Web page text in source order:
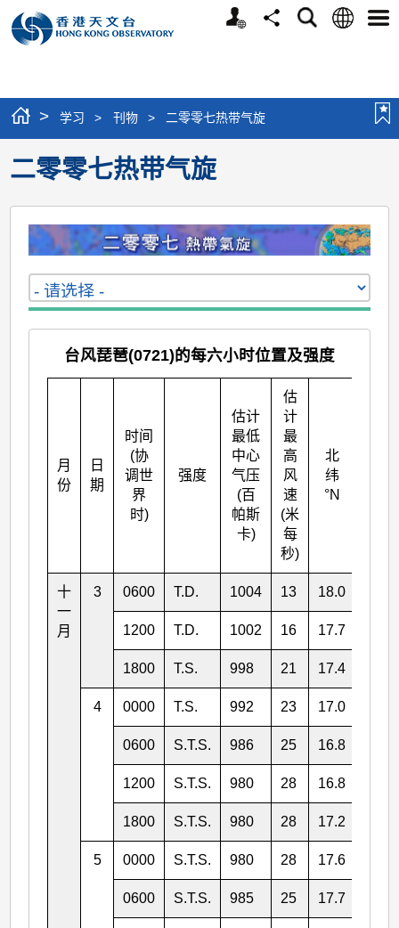
个
分
搜
语
选
> 学习 > 刊物 > 二零零七热带气旋
二零零七热带气旋
台风琵琶(0721)的每六小时位置及强度
月
份
日
期
时间
(协
调世
界
时)
强度
估计
最低
中心
气压
(百
帕斯
卡)
估
计
最
高
风
速
(米
每
秒)
北
纬
°N
十
一
月
3 0600 T.D. 1004 13 18.0
1200 T.D. 1002 16 17.7
1800 T.S. 998 21 17.4
4 0000 T.S. 992 23 17.0
0600 S.T.S. 986 25 16.8
1200 S.T.S. 980 28 16.8
1800 S.T.S. 980 28 17.2
5 0000 S.T.S. 980 28 17.6
0600 S.T.S. 985 25 17.7